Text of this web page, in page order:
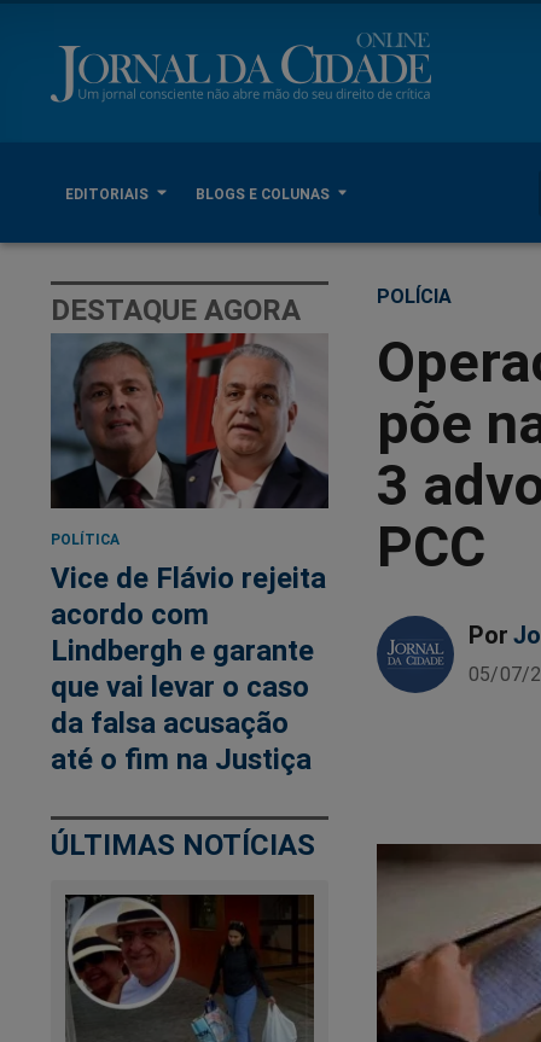
EDITORIAIS BLOGS E COLUNAS
DESTAQUE AGORA
POLÍTICA
Vice de Flávio rejeita
acordo com
Lindbergh e garante
que vai levar o caso
da falsa acusação
até o fim na Justiça
ÚLTIMAS NOTÍCIAS
POLÍCIA
põe
3
PCC
Por
05/07/